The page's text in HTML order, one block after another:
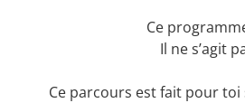
Ce
Il ne s’agit
Ce parcours est fait pour